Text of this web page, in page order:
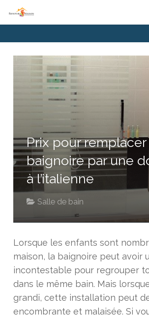
Prix pour
baignoire par une
à l’italienne
Salle de bain
Lorsque les enfants sont
maison, la baignoire peut avoir
incontestable pour regrouper
dans le même bain. Mais
grandi, cette installation peut
encombrante et malaisée. Si